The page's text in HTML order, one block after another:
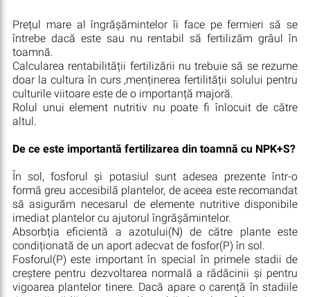
Prețul mare al îngrășămintelor îi face pe fermieri să se
întrebe dacă este sau nu rentabil să fertilizăm grâul în
toamnă.
Calcularea rentabilității fertilizării nu trebuie să se rezume
doar la cultura în curs ,menținerea fertilității solului pentru
culturile viitoare este de o importanță majoră.
Rolul unui element nutritiv nu poate fi înlocuit de către
altul.
De ce este importantă fertilizarea din toamnă cu NPK+S?
În sol, fosforul și potasiul sunt adesea prezente într-o
formă greu accesibilă plantelor, de aceea este recomandat
să asigurăm necesarul de elemente nutritive disponibile
imediat plantelor cu ajutorul îngrășămintelor.
Absorbția eficientă a azotului(N) de către plante este
condiționată de un aport adecvat de fosfor(P) în sol.
Fosforul(P) este important în special în primele stadii de
creștere pentru dezvoltarea normală a rădăcinii și pentru
vigoarea plantelor tinere. Dacă apare o carență în stadiile